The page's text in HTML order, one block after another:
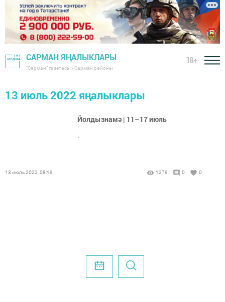
САРМАН ЯҢАЛЫКЛАРЫ
"Сарман" газетасы - Сарман районы
18+
13 июль 2022 яңалыклары
Йолдызнамә | 11–17 июль
.
13 июль 2022, 08:19 1279 0 0